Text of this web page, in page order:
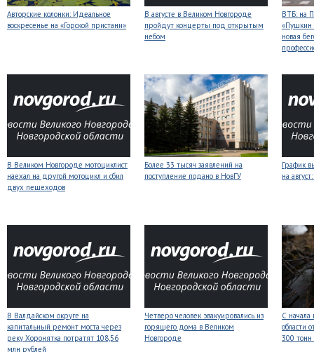
Авторские колонки: Идеальное
воскресенье на «Горской пристани»
В августе в Великом Новгороде
пройдут концерты под открытым
небом
ВТБ: на
«Пушкин
новая
В Великом Новгороде мотоциклист
наехал на другой мотоцикл и сбил
двух пешеходов
Более 33 тысяч заявлений на
поступление подано в НовГУ
График
на
В Валдайском округе на
капитальный ремонт моста через
реку Хоронятка потратят 108,56
млн рублей
Четверо человек эвакуировались из
горящего дома в Великом
Новгороде
С начала
области
300